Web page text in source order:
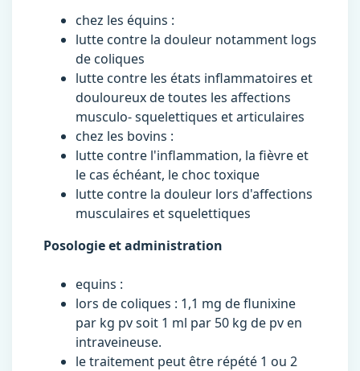
chez les équins :
lutte contre la douleur notamment logs
de coliques
lutte contre les états inflammatoires et
douloureux de toutes les affections
musculo- squelettiques et articulaires
chez les bovins :
lutte contre l'inflammation, la fièvre et
le cas échéant, le choc toxique
lutte contre la douleur lors d'affections
musculaires et squelettiques
Posologie et administration
equins :
lors de coliques : 1,1 mg de flunixine
par kg pv soit 1 ml par 50 kg de pv en
intraveineuse.
le traitement peut être répété 1 ou 2